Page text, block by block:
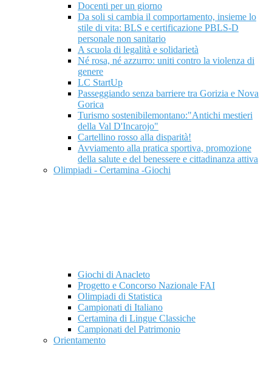
Docenti per un giorno
Da soli si cambia il comportamento, insieme lo
stile di vita: BLS e certificazione PBLS-D
personale non sanitario
A scuola di legalità e solidarietà
Né rosa, né azzurro: uniti contro la violenza di
genere
LC StartUp
Passeggiando senza barriere tra Gorizia e Nova
Gorica
Turismo sostenibilemontano:"Antichi mestieri
della Val D'Incarojo"
Cartellino rosso alla disparità!
Avviamento alla pratica sportiva, promozione
della salute e del benessere e cittadinanza attiva
Olimpiadi - Certamina -Giochi
Giochi di Anacleto
Progetto e Concorso Nazionale FAI
Olimpiadi di Statistica
Campionati di Italiano
Certamina di Lingue Classiche
Campionati del Patrimonio
Orientamento